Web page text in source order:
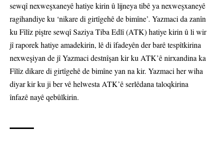
sewqî nexweşxaneyê hatiye kirin û lijneya tibê ya nexweşxaneyê
ragihandiye ku ‘nikare di girtîgehê de bimîne’. Yazmaci da zanîn
ku Fîlîz piştre sewqî Saziya Tiba Edlî (ATK) hatiye kirin û li wir
jî raporek hatiye amadekirin, lê di îfadeyên der barê tespîtkirina
nexweşiyan de jî Yazmaci destnîşan kir ku ATK’ê nirxandina ka
Fîlîz dikare di girtîgehê de bimîne yan na kir. Yazmaci her wiha
diyar kir ku ji ber vê helwesta ATK’ê serlêdana taloqkirina
înfazê nayê qebûlkirin.